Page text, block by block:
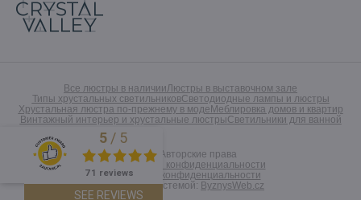
Все люстры в наличииЛюстры в выставочном зале
Типы хрустальных светильниковСветодиодные лампы и люстры
Хрустальная люстра по-прежнему в модеМеблировка домов и квартир
Винтажный интерьер и хрустальные люстрыСветильники для ванной
©2026Авторские права
Предпочтения конфиденциальности
Заявление о конфиденциальности
Созданный системой: ByznysWeb.cz
Excellent
5 / 5
71 reviews
SEE REVIEWS